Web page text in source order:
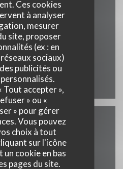
Ces cookies
à analyser
mesurer
site, proposer
(ex : en
sociaux)
publicités ou
Tout accepter »,
» ou «
» pour gérer
Vous pouvez
choix à tout
sur l'icône
cookie en bas
pages du site.
76480 jumieges
37 24 16
Facebook ((ouvre une